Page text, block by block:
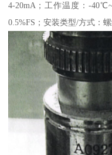
4-20mA；工作温度：-
0.5%FS；安装类型/方式：螺